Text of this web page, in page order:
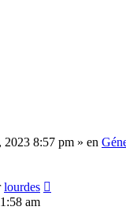
2023 8:57 pm » en
lourdes
am